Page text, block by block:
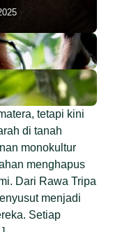
tetapi kini
di tanah
monokultur
menghapus
Dari Rawa Tripa
menjadi
Setiap